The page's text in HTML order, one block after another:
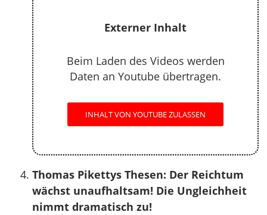
Externer Inhalt
Beim Laden des Videos werden
Daten an Youtube übertragen.
INHALT VON YOUTUBE ZULASSEN
Thomas Pikettys Thesen: Der Reichtum
wächst unaufhaltsam! Die Ungleichheit
nimmt dramatisch zu!